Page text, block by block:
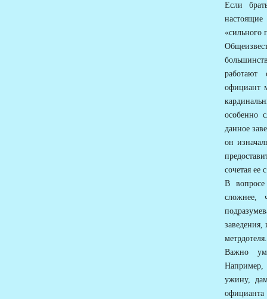
Если
«сильного
работают
официант
особенно
данное
он
сочетая ее
В вопросе
сложнее,
метрдотеля.
Важно
Например,
ужину,